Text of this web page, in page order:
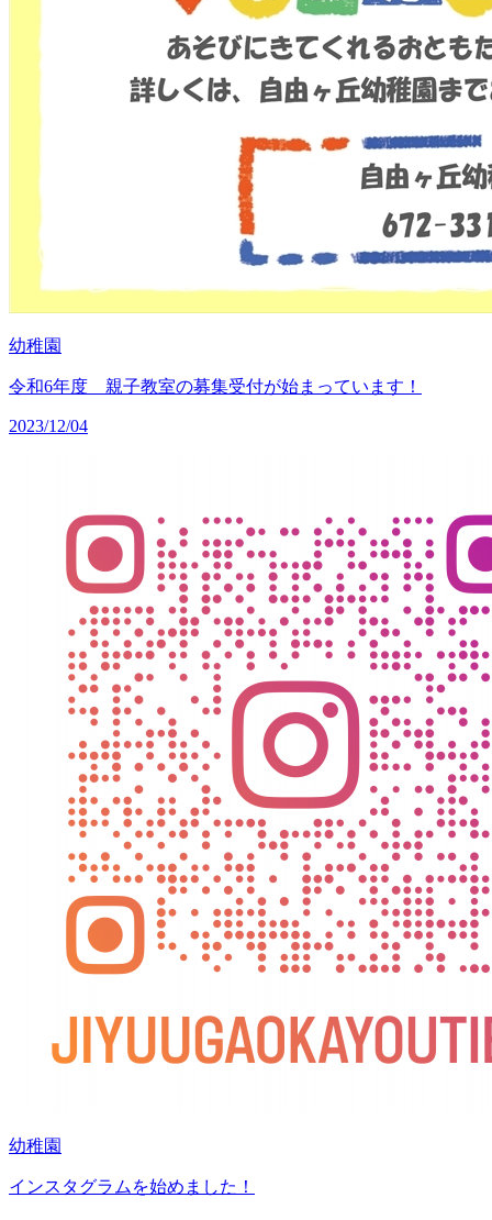
幼稚園
令和6年度 親子教室の募集受付が始まっています！
2023/12/04
幼稚園
インスタグラムを始めました！